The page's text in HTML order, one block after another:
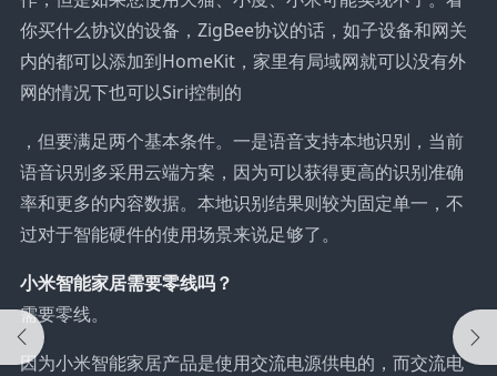
你买什么协议的设备，ZigBee协议的话，如子设备和网关
内的都可以添加到HomeKit，家里有局域网就可以没有外
网的情况下也可以Siri控制的
，但要满足两个基本条件。一是语音支持本地识别，当前
语音识别多采用云端方案，因为可以获得更高的识别准确
率和更多的内容数据。本地识别结果则较为固定单一，不
过对于智能硬件的使用场景来说足够了。
小米智能家居需要零线吗？
需要零线。
因为小米智能家居产品是使用交流电源供电的，而交流电